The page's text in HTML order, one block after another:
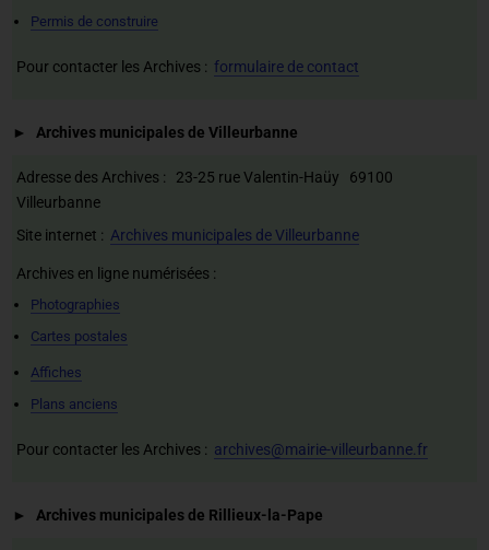
Permis de construire
Pour contacter les Archives : formulaire de contact
Archives municipales de Villeurbanne
Adresse des Archives : 23-25 rue Valentin-Haüy 69100
Villeurbanne
Site internet :Archives municipales de Villeurbanne
Archives en ligne numérisées :
Photographies
Cartes postales
Affiches
Plans anciens
Pour contacter les Archives : archives@mairie-villeurbanne.fr
Archives municipales de Rillieux-la-Pape